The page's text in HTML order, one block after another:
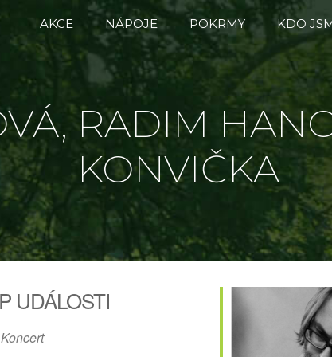
AKCE NÁPOJE POKRMY KDO
RADIM
KONVIČKA
UDÁLOSTI
Koncert